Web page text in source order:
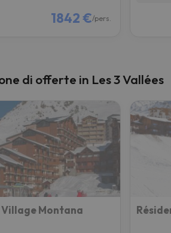
1842 €/pers.
di offerte in Les 3 Vallées
Village Montana